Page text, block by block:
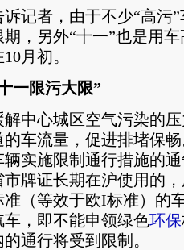
者，由于不少“高污”
，另外“十一”也是用
月初。
一限污大限”
心城区空气污染的压
的车流量，促进排堵保
辆实施限制通行措施的
市牌证长期在沪使用的
准（等效于欧I标准）的
车，即不能申领绿色环保
通行将受到限制。